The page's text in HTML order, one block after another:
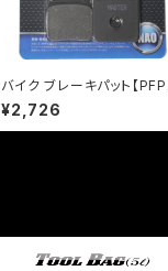
バイク ブレーキパット【PFP
製】PF120 マスターパッド マ
グナ50 KSR110 【クリックポ
スト発送可能】
¥2,726